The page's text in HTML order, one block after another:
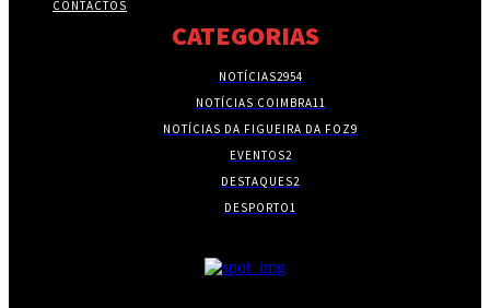
CONTACTOS
CATEGORIAS
NOTÍCIAS2954
NOTÍCIAS COIMBRA11
NOTÍCIAS DA FIGUEIRA DA FOZ9
EVENTOS2
DESTAQUES2
DESPORTO1